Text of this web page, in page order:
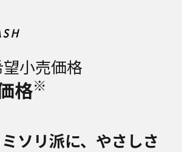
小売価格
格※
ソリ派に、やさしさ